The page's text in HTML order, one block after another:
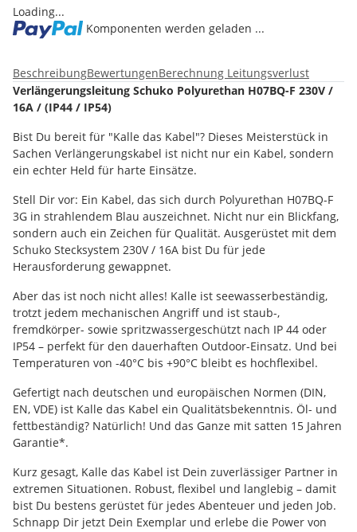
Loading...
Komponenten werden geladen ...
BeschreibungBewertungenBerechnung Leitungsverlust
Verlängerungsleitung Schuko Polyurethan H07BQ-F 230V /
16A / (IP44 / IP54)
Bist Du bereit für "Kalle das Kabel"? Dieses Meisterstück in
Sachen Verlängerungskabel ist nicht nur ein Kabel, sondern
ein echter Held für harte Einsätze.
Stell Dir vor: Ein Kabel, das sich durch Polyurethan H07BQ-F
3G in strahlendem Blau auszeichnet. Nicht nur ein Blickfang,
sondern auch ein Zeichen für Qualität. Ausgerüstet mit dem
Schuko Stecksystem 230V / 16A bist Du für jede
Herausforderung gewappnet.
Aber das ist noch nicht alles! Kalle ist seewasserbeständig,
trotzt jedem mechanischen Angriff und ist staub-,
fremdkörper- sowie spritzwassergeschützt nach IP 44 oder
IP54 – perfekt für den dauerhaften Outdoor-Einsatz. Und bei
Temperaturen von -40°C bis +90°C bleibt es hochflexibel.
Gefertigt nach deutschen und europäischen Normen (DIN,
EN, VDE) ist Kalle das Kabel ein Qualitätsbekenntnis. Öl- und
fettbeständig? Natürlich! Und das Ganze mit satten 15 Jahren
Garantie*.
Kurz gesagt, Kalle das Kabel ist Dein zuverlässiger Partner in
extremen Situationen. Robust, flexibel und langlebig – damit
bist Du bestens gerüstet für jedes Abenteuer und jeden Job.
Schnapp Dir jetzt Dein Exemplar und erlebe die Power von